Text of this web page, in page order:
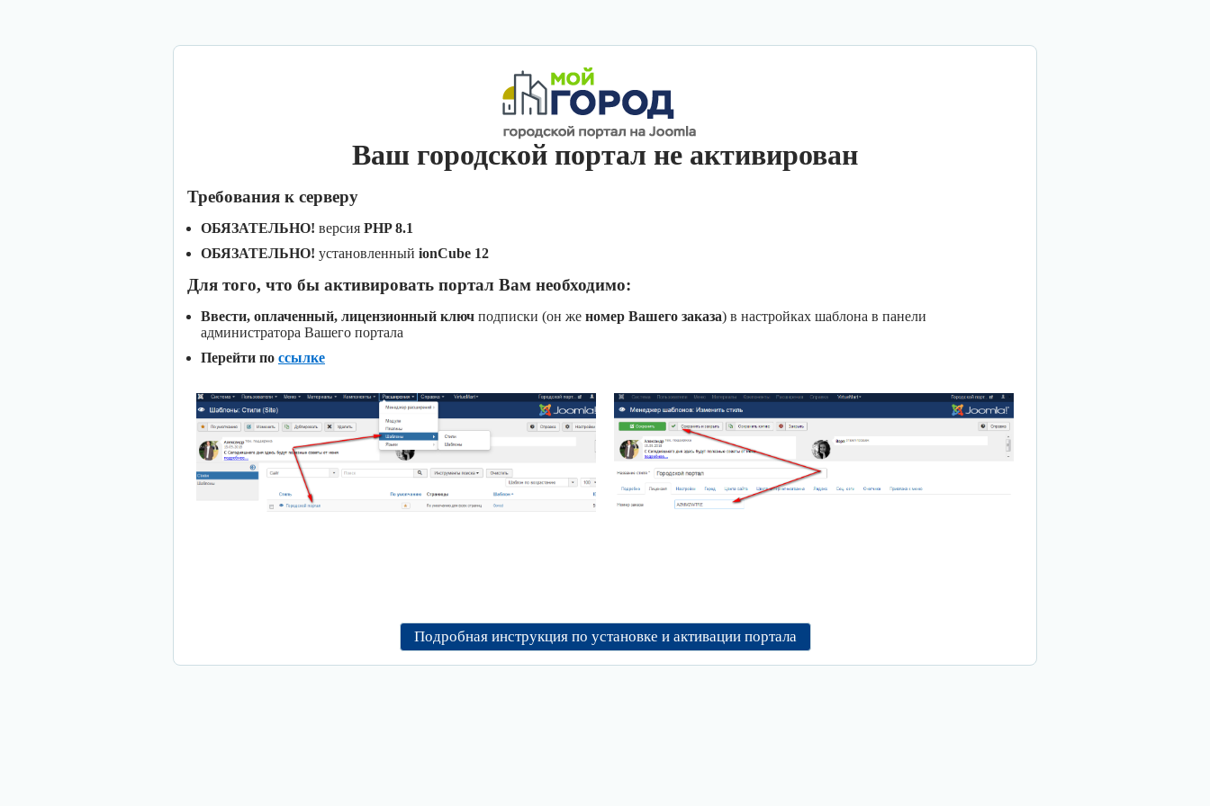
Ваш городской портал не активирован
Требования к серверу
ОБЯЗАТЕЛЬНО! версия PHP 8.1
ОБЯЗАТЕЛЬНО! установленный ionCube 12
Для того, что бы активировать портал Вам необходимо:
Ввести, оплаченный, лицензионный ключ подписки (он же номер Вашего заказа) в настройках шаблона в панели
администратора Вашего портала
Перейти по ссылке
Подробная инструкция по установке и активации портала